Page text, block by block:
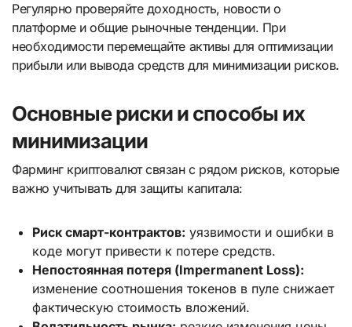
Регулярно проверяйте доходность, новости о
платформе и общие рыночные тенденции. При
необходимости перемещайте активы для оптимизации
прибыли или вывода средств для минимизации рисков.
Основные риски и способы их
минимизации
Фарминг криптовалют связан с рядом рисков, которые
важно учитывать для защиты капитала:
Риск смарт-контрактов: уязвимости и ошибки в
коде могут привести к потере средств.
Непостоянная потеря (Impermanent Loss):
изменение соотношения токенов в пуле снижает
фактическую стоимость вложений.